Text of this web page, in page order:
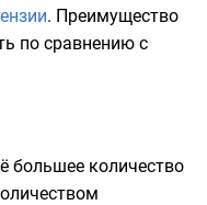
. Преимущество
по сравнению с
большее количество